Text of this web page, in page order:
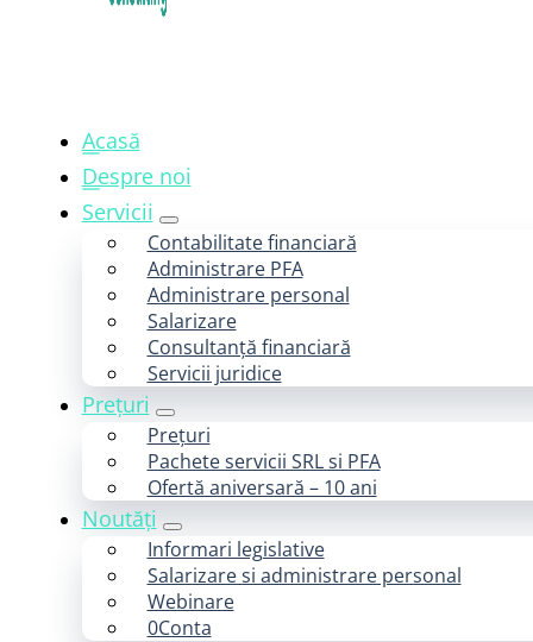
Acasă
Despre noi
Servicii
Contabilitate financiară
Administrare PFA
Administrare personal
Salarizare
Consultanță financiară
Servicii juridice
Prețuri
Prețuri
Pachete servicii SRL si PFA
Ofertă aniversară – 10 ani
Noutăți
Informari legislative
Salarizare si administrare personal
Webinare
0Conta